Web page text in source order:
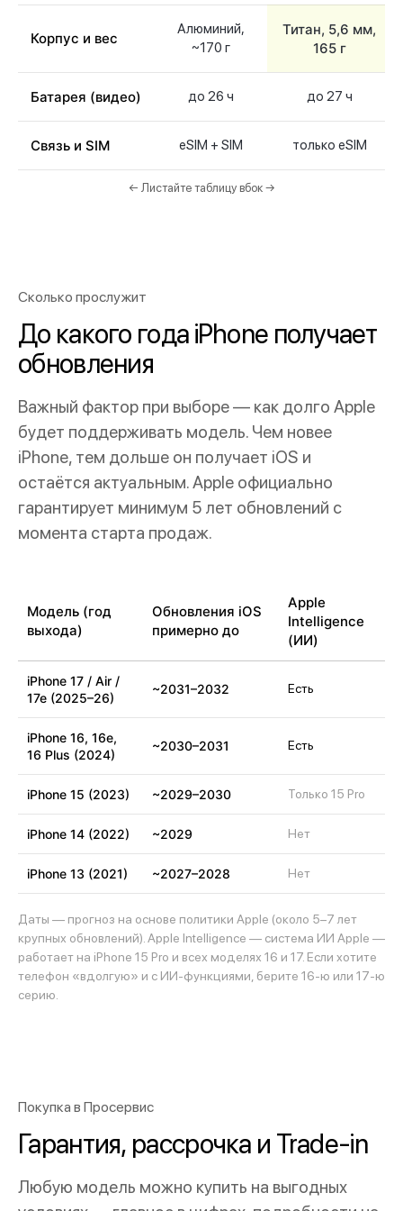
Корпус и вес
Алюминий,
~170 г
Титан, 5,6 мм,
165 г
Батарея (видео) до 26 ч до 27 ч
Связь и SIM eSIM + SIM только eSIM
← Листайте таблицу вбок →
Сколько прослужит
До какого года iPhone получает
обновления
Важный фактор при выборе — как долго Apple
будет поддерживать модель. Чем новее
iPhone, тем дольше он получает iOS и
остаётся актуальным. Apple официально
гарантирует минимум 5 лет обновлений с
момента старта продаж.
Модель (год
выхода)
Обновления iOS
примерно до
Apple
Intelligence
(ИИ)
iPhone 17 / Air /
17e (2025–26)
~2031–2032 Есть
iPhone 16, 16e,
16 Plus (2024)
~2030–2031 Есть
iPhone 15 (2023) ~2029–2030 Только 15 Pro
iPhone 14 (2022) ~2029 Нет
iPhone 13 (2021) ~2027–2028 Нет
Даты — прогноз на основе политики Apple (около 5–7 лет
крупных обновлений). Apple Intelligence — система ИИ Apple —
работает на iPhone 15 Pro и всех моделях 16 и 17. Если хотите
телефон «вдолгую» и с ИИ-функциями, берите 16-ю или 17-ю
серию.
Покупка в Просервис
Гарантия, рассрочка и Trade-in
Любую модель можно купить на выгодных